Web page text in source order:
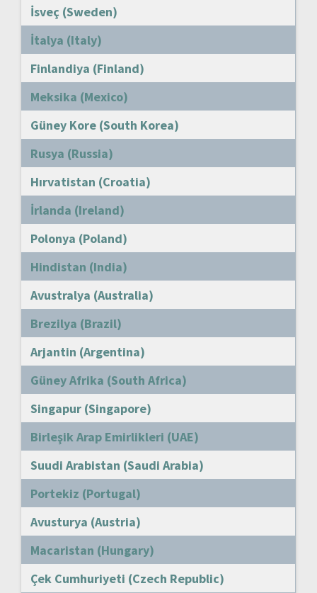
İsveç (Sweden)
İtalya (Italy)
Finlandiya (Finland)
Meksika (Mexico)
Güney Kore (South Korea)
Rusya (Russia)
Hırvatistan (Croatia)
İrlanda (Ireland)
Polonya (Poland)
Hindistan (India)
Avustralya (Australia)
Brezilya (Brazil)
Arjantin (Argentina)
Güney Afrika (South Africa)
Singapur (Singapore)
Birleşik Arap Emirlikleri (UAE)
Suudi Arabistan (Saudi Arabia)
Portekiz (Portugal)
Avusturya (Austria)
Macaristan (Hungary)
Çek Cumhuriyeti (Czech Republic)